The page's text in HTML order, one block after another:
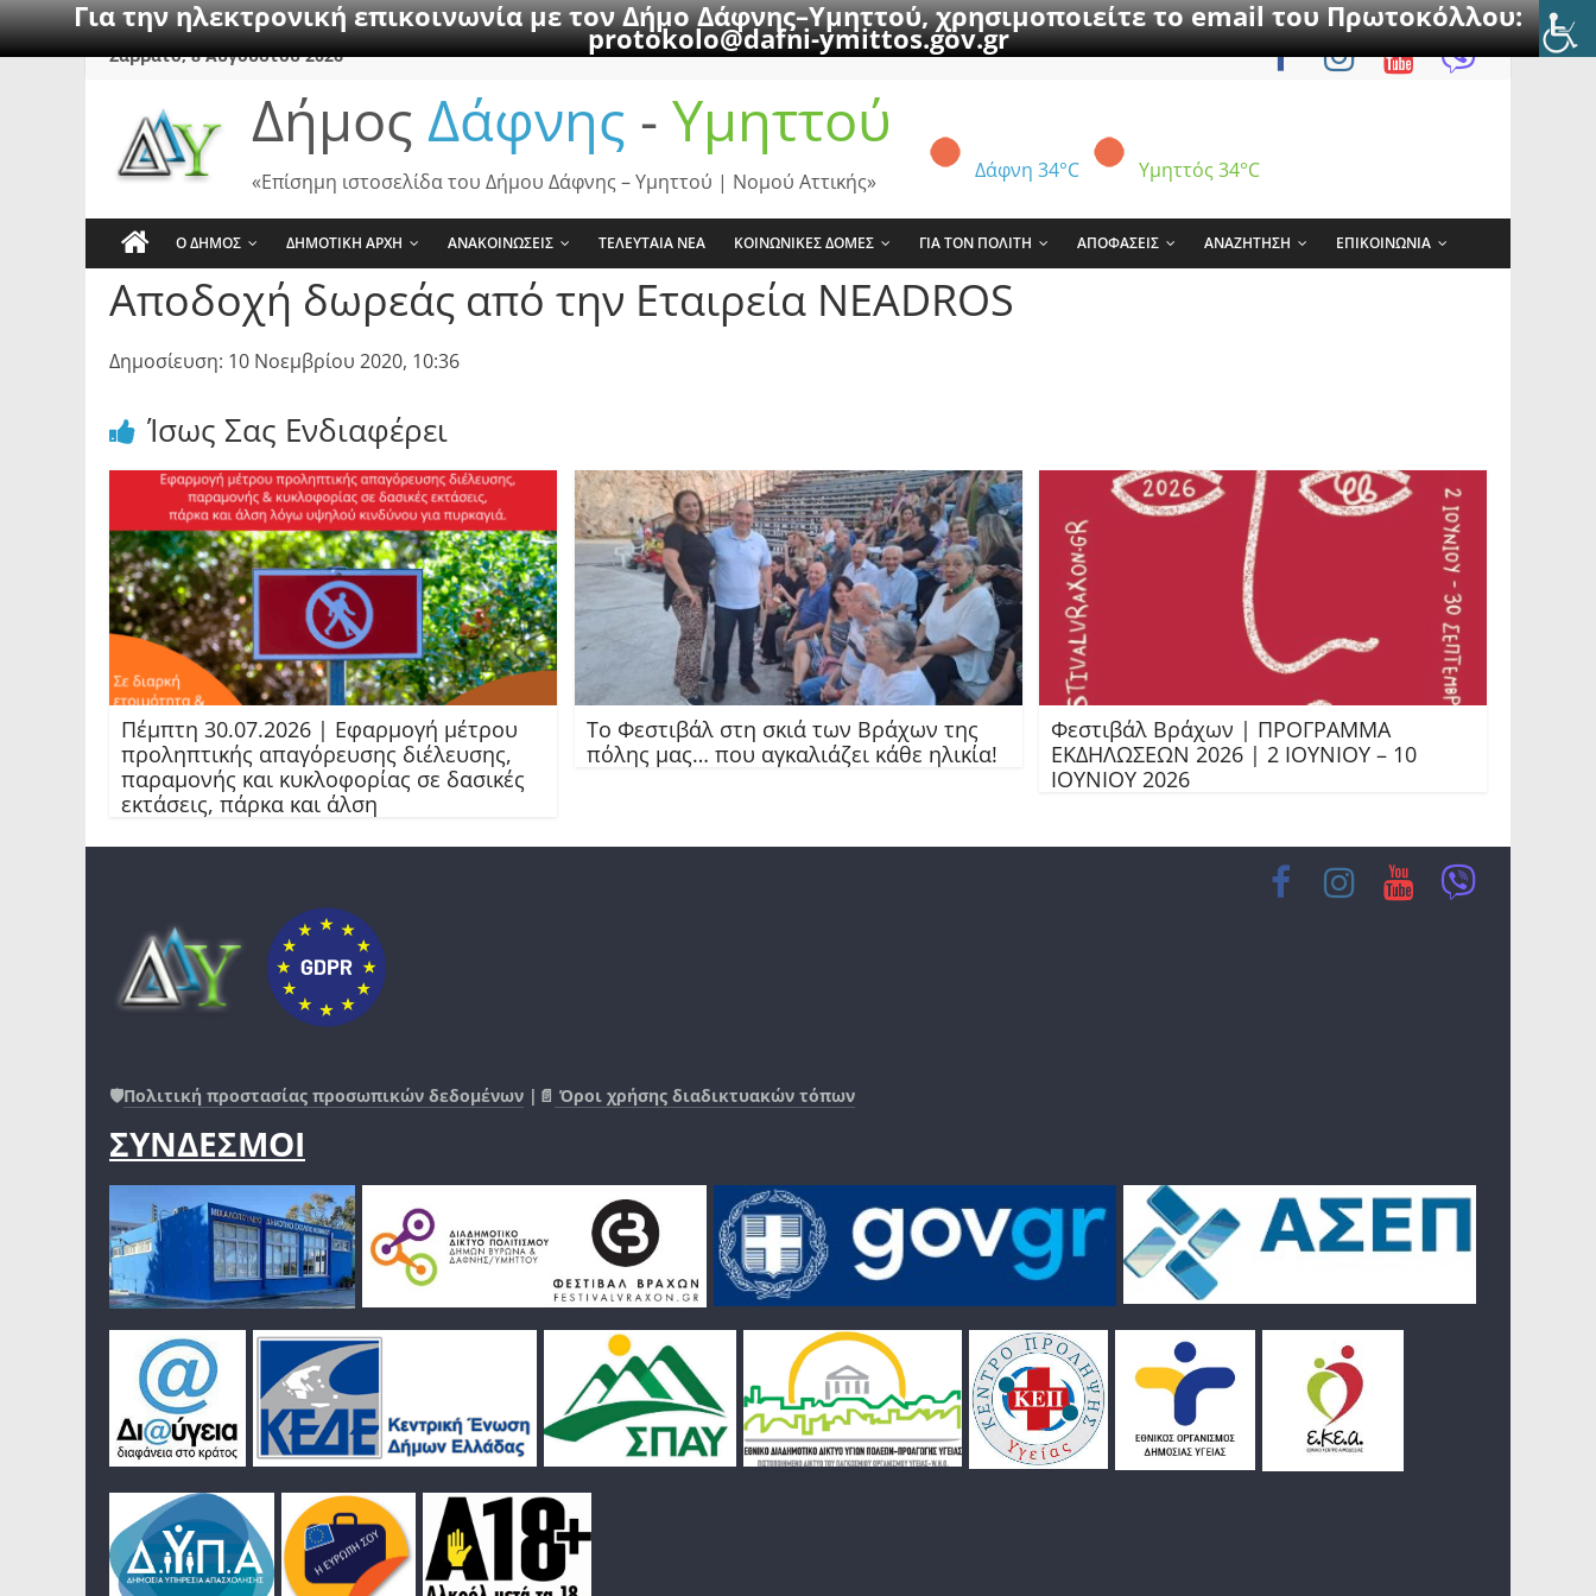
Για την ηλεκτρονική επικοινωνία με τον Δήμο Δάφνης–Υμηττού, χρησιμοποιείτε το email του Πρωτοκόλλου:
protokolo@dafni-ymittos.gov.gr
SkipΣάββατο, 8 Αυγούστου 2026
Δήμος Δάφνης - Υμηττού
Δάφνη 34°C Υμηττός 34°C
«Επίσημη ιστοσελίδα του Δήμου Δάφνης – Υμηττού | Νομού Αττικής»
Ο ΔΗΜΟΣ ΔΗΜΟΤΙΚΗ ΑΡΧΗ ΑΝΑΚΟΙΝΩΣΕΙΣ ΤΕΛΕΥΤΑΙΑ ΝΕΑ ΚΟΙΝΩΝΙΚΕΣ ΔΟΜΕΣ ΓΙΑ ΤΟΝ ΠΟΛΙΤΗ ΑΠΟΦΑΣΕΙΣ ΑΝΑΖΗΤΗΣΗ ΕΠΙΚΟΙΝΩΝΙΑ
Αποδοχή δωρεάς από την Εταιρεία NEADROS
Δημοσίευση: 10 Νοεμβρίου 2020, 10:36
Ίσως Σας Ενδιαφέρει
Πέμπτη 30.07.2026 | Εφαρμογή μέτρου
προληπτικής απαγόρευσης διέλευσης,
παραμονής και κυκλοφορίας σε δασικές
εκτάσεις, πάρκα και άλση
Το Φεστιβάλ στη σκιά των Βράχων της
πόλης μας… που αγκαλιάζει κάθε ηλικία!
Φεστιβάλ Βράχων | ΠΡΟΓΡΑΜΜΑ
ΕΚΔΗΛΩΣΕΩΝ 2026 | 2 ΙΟΥΝΙΟΥ – 10
ΙΟΥΝΙΟΥ 2026
🛡️Πολιτική προστασίας προσωπικών δεδομένων |📄 Όροι χρήσης διαδικτυακών τόπων
ΣΥΝΔΕΣΜΟΙ